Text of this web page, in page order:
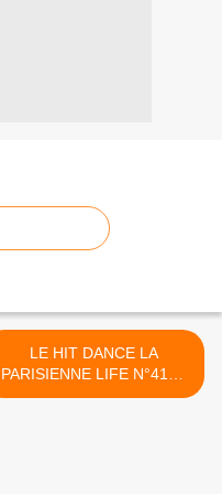
LE HIT DANCE LA
PARISIENNE LIFE N°412 -
02 FEVRIER 2024 >